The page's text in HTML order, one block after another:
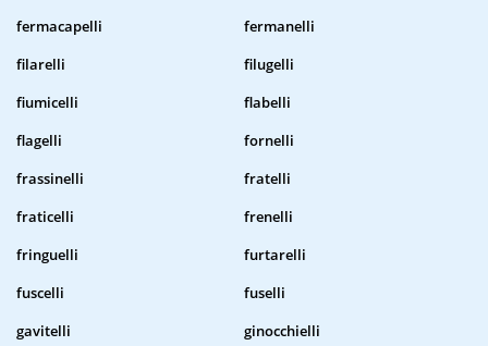
fermacapelli
fermanelli
filarelli
filugelli
fiumicelli
flabelli
flagelli
fornelli
frassinelli
fratelli
fraticelli
frenelli
fringuelli
furtarelli
fuscelli
fuselli
gavitelli
ginocchielli